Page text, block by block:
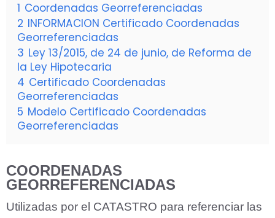
1 Coordenadas Georreferenciadas
2 INFORMACION Certificado Coordenadas
Georreferenciadas
3 Ley 13/2015, de 24 de junio, de Reforma de
la Ley Hipotecaria
4 Certificado Coordenadas
Georreferenciadas
5 Modelo Certificado Coordenadas
Georreferenciadas
COORDENADAS
GEORREFERENCIADAS
Utilizadas por el CATASTRO para referenciar las